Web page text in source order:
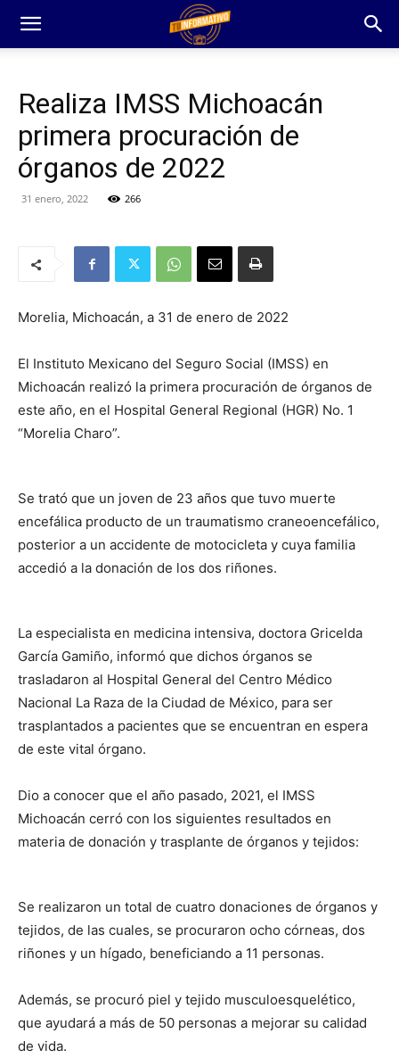
Realiza IMSS Michoacán
primera procuración de
órganos de 2022
31 enero, 2022 266
Morelia, Michoacán, a 31 de enero de 2022
El Instituto Mexicano del Seguro Social (IMSS) en
Michoacán realizó la primera procuración de órganos de
este año, en el Hospital General Regional (HGR) No. 1
“Morelia Charo”.
Se trató que un joven de 23 años que tuvo muerte
encefálica producto de un traumatismo craneoencefálico,
posterior a un accidente de motocicleta y cuya familia
accedió a la donación de los dos riñones.
La especialista en medicina intensiva, doctora Gricelda
García Gamiño, informó que dichos órganos se
trasladaron al Hospital General del Centro Médico
Nacional La Raza de la Ciudad de México, para ser
trasplantados a pacientes que se encuentran en espera
de este vital órgano.
Dio a conocer que el año pasado, 2021, el IMSS
Michoacán cerró con los siguientes resultados en
materia de donación y trasplante de órganos y tejidos:
Se realizaron un total de cuatro donaciones de órganos y
tejidos, de las cuales, se procuraron ocho córneas, dos
riñones y un hígado, beneficiando a 11 personas.
Además, se procuró piel y tejido musculoesquelético,
que ayudará a más de 50 personas a mejorar su calidad
de vida.